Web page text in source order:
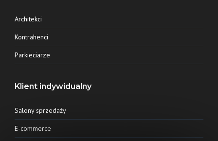
Architekci
Kontrahenci
Parkieciarze
Klient indywidualny
Salony sprzedaży
E-commerce